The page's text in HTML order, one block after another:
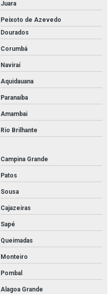
Juara
Peixoto de Azevedo
Dourados
Corumbá
Naviraí
Aquidauana
Paranaíba
Amambai
Rio Brilhante
Campina Grande
Patos
Sousa
Cajazeiras
Sapé
Queimadas
Monteiro
Pombal
Alagoa Grande